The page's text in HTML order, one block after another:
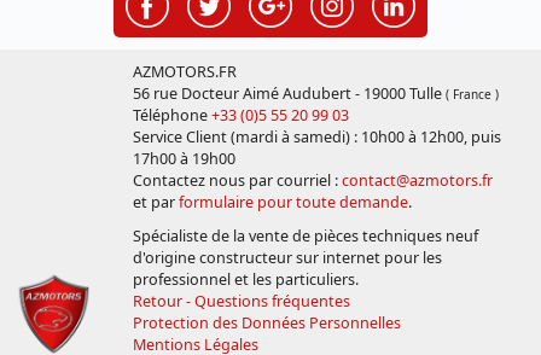
AZMOTORS.FR
56 rue Docteur Aimé Audubert - 19000 Tulle ( France )
Téléphone+33 (0)5 55 20 99 03
Service Client (mardi à samedi) : 10h00 à 12h00, puis
17h00 à 19h00
Contactez nous par courriel :contact@azmotors.fr
et parformulaire pour toute demande.
Spécialiste de la vente de pièces techniques neuf
d'origine constructeur sur internet pour les
professionnel et les particuliers.
Retour - Questions fréquentes
Protection des Données Personnelles
Mentions Légales